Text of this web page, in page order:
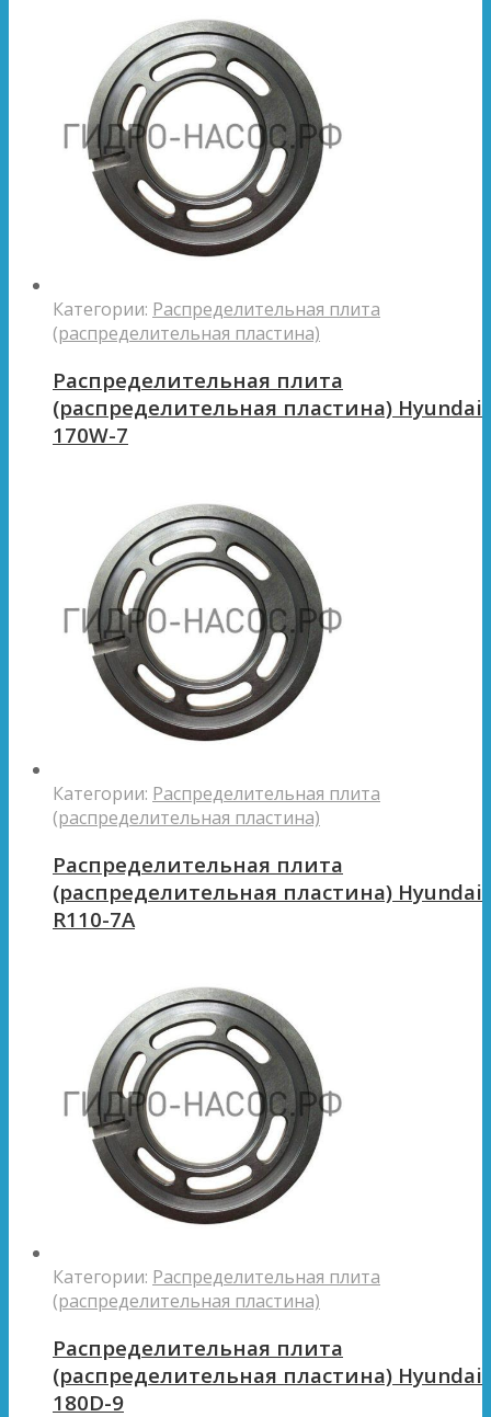
Категории: Распределительная плита
(распределительная пластина)
Распределительная плита
(распределительная пластина) Hyundai
170W-7
Категории: Распределительная плита
(распределительная пластина)
Распределительная плита
(распределительная пластина) Hyundai
R110-7A
Категории: Распределительная плита
(распределительная пластина)
Распределительная плита
(распределительная пластина) Hyundai
180D-9